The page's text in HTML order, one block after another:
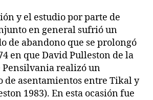
y el estudio por parte de
en general sufrió un
de abandono que se prolongó
en que David Pulleston de la
realizó un
de asentamientos entre Tikal y
1983). En esta ocasión fue